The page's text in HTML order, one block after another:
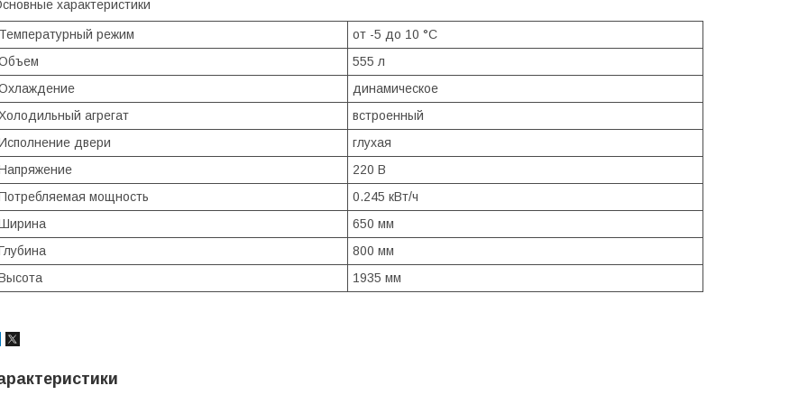
характеристики
режим
от -5 до 10 °C
555 л
динамическое
агрегат
встроенный
двери
глухая
220 В
мощность
0.245 кВт/ч
650 мм
800 мм
1935 мм